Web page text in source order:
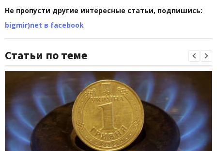
Не пропусти другие интересные статьи, подпишись:
bigmir)net в facebook
Статьи по теме